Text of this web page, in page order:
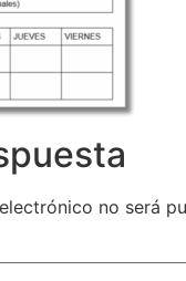
no será